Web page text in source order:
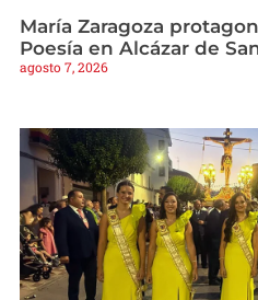
María Zaragoza
Poesía en Alcázar de
agosto 7, 2026